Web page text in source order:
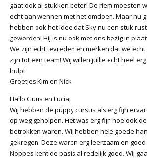
gaat ook al stukken beter! De riem moesten
echt aan wennen met het omdoen. Maar nu
hebben ook het idee dat Sky nu een stuk
geworden! Hij is nu ook met ons bezig in
We zijn echt tevreden en merken dat we
zijn tot een team! Wij willen jullie echt heel
hulp!
Groetjes Kim en Nick
Hallo Guus en Lucia,
Wij hebben de puppy cursus als erg fijn
op weg geholpen. Het was erg fijn hoe ook
betrokken waren. Wij hebben hele goede
gekregen. Deze waren erg leerzaam en
Noppes kent de basis al redelijk goed. Wij